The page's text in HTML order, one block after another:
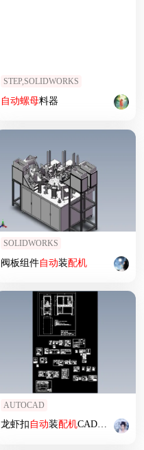
STEP,SOLIDWORKS
自动螺母料器
SOLIDWORKS
阀板组件自动装配机
AUTOCAD
龙虾扣自动装配机CAD图纸